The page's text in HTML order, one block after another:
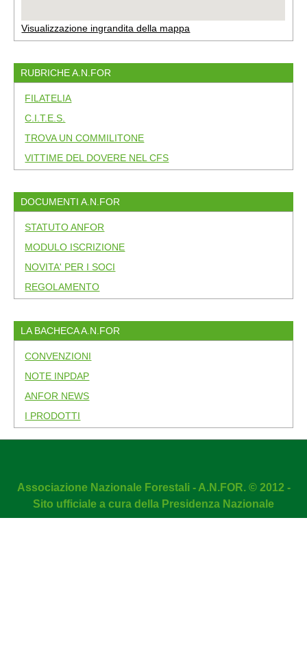
Visualizzazione ingrandita della mappa
RUBRICHE A.N.FOR
FILATELIA
C.I.T.E.S.
TROVA UN COMMILITONE
VITTIME DEL DOVERE NEL CFS
DOCUMENTI A.N.FOR
STATUTO ANFOR
MODULO ISCRIZIONE
NOVITA' PER I SOCI
REGOLAMENTO
LA BACHECA A.N.FOR
CONVENZIONI
NOTE INPDAP
ANFOR NEWS
I PRODOTTI
Associazione Nazionale Forestali - A.N.FOR. © 2012 -
Sito ufficiale a cura della Presidenza Nazionale